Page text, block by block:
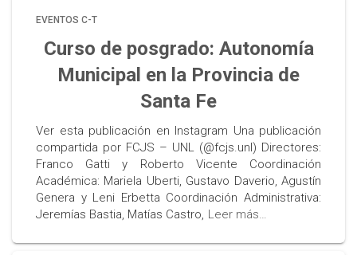
EVENTOS C-T
Curso de posgrado: Autonomía
Municipal en la Provincia de
Santa Fe
Ver esta publicación en Instagram Una publicación
compartida por FCJS – UNL (@fcjs.unl) Directores:
Franco Gatti y Roberto Vicente Coordinación
Académica: Mariela Uberti, Gustavo Daverio, Agustín
Genera y Leni Erbetta Coordinación Administrativa:
Jeremías Bastia, Matías Castro, Leer más…